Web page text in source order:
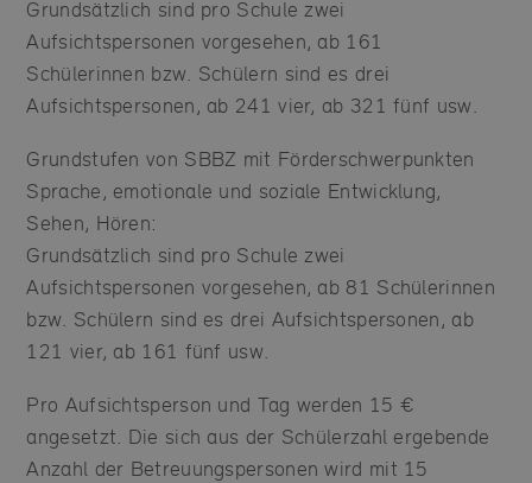
Grundsätzlich sind pro Schule zwei
Aufsichtspersonen vorgesehen, ab 161
Schülerinnen bzw. Schülern sind es drei
Aufsichtspersonen, ab 241 vier, ab 321 fünf usw.
Grundstufen von SBBZ mit Förderschwerpunkten
Sprache, emotionale und soziale Entwicklung,
Sehen, Hören:
Grundsätzlich sind pro Schule zwei
Aufsichtspersonen vorgesehen, ab 81 Schülerinnen
bzw. Schülern sind es drei Aufsichtspersonen, ab
121 vier, ab 161 fünf usw.
Pro Aufsichtsperson und Tag werden 15 €
angesetzt. Die sich aus der Schülerzahl ergebende
Anzahl der Betreuungspersonen wird mit 15